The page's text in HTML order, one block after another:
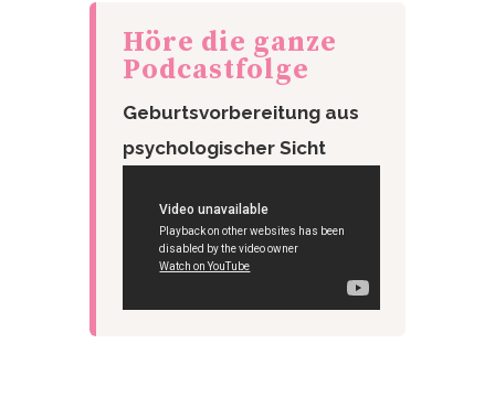
Höre die ganze
Podcastfolge
Geburtsvorbereitung aus
psychologischer Sicht